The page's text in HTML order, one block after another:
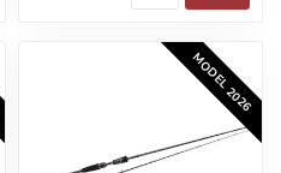
MODEL 2026